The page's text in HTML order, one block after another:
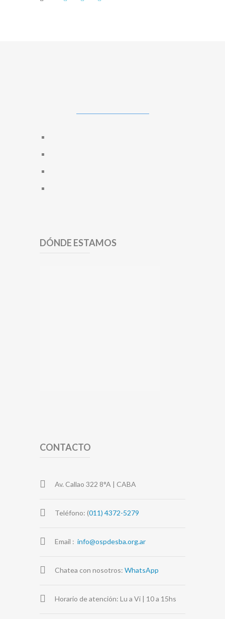
DÓNDE ESTAMOS
CONTACTO
Av. Callao 322 8°A | CABA
Teléfono: (011) 4372-5279
Email : info@ospdesba.org.ar
Chatea con nosotros: WhatsApp
Horario de atención: Lu a Vi | 10 a 15hs